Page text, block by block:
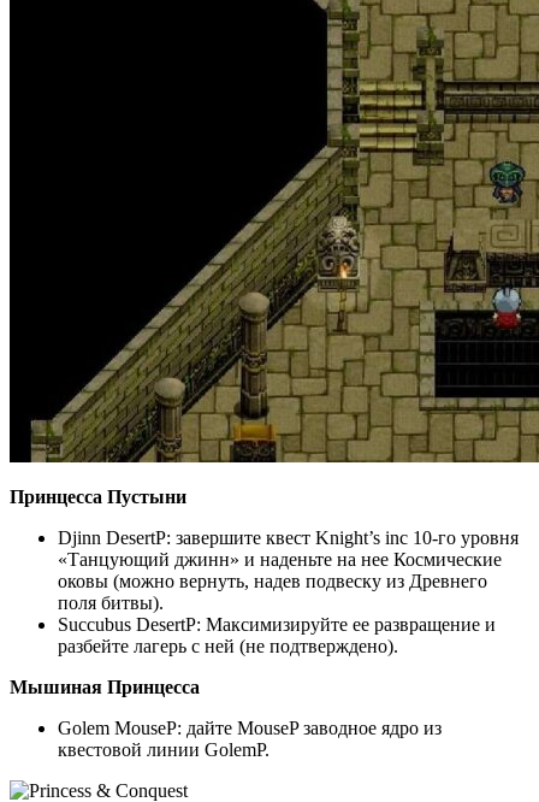
Принцесса Пустыни
Djinn DesertP: завершите квест Knight’s inc 10-го уровня
«Танцующий джинн» и наденьте на нее Космические
оковы (можно вернуть, надев подвеску из Древнего
поля битвы).
Succubus DesertP: Максимизируйте ее развращение и
разбейте лагерь с ней (не подтверждено).
Мышиная Принцесса
Golem MouseP: дайте MouseP заводное ядро из
квестовой линии GolemP.